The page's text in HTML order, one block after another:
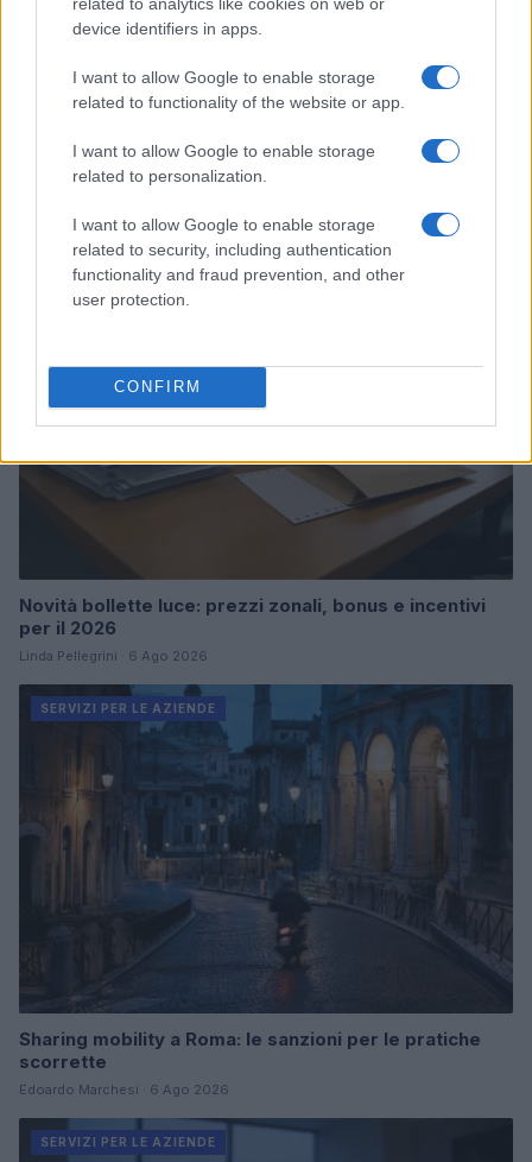
device identifiers in apps.
I want to allow Google to enable storage
related to functionality of the website or app.
I want to allow Google to enable storage
related to personalization.
I want to allow Google to enable storage
related to security, including authentication
functionality and fraud prevention, and other
user protection.
CONFIRM
Continua a leggere
SERVIZI PER LE AZIENDE
Novità bollette luce: prezzi zonali, bonus e incentivi
per il 2026
Linda Pellegrini · 6 Ago 2026
SERVIZI PER LE AZIENDE
Sharing mobility a Roma: le sanzioni per le pratiche
scorrette
Edoardo Marchesi · 6 Ago 2026
SERVIZI PER LE AZIENDE